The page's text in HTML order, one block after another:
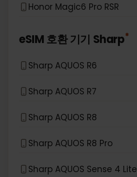
Honor Magic6 Pro RSR
eSIM 호환 기기 Sharp*
Sharp AQUOS R6
Sharp AQUOS R7
Sharp AQUOS R8
Sharp AQUOS R8 Pro
Sharp AQUOS Sense 4 Lite